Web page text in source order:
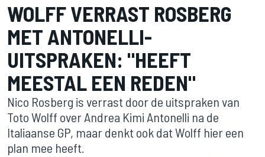
WOLFF VERRAST ROSBERG
MET ANTONELLI-
UITSPRAKEN: "HEEFT
MEESTAL EEN REDEN"
Nico Rosberg is verrast door de uitspraken van
Toto Wolff over Andrea Kimi Antonelli na de
Italiaanse GP, maar denkt ook dat Wolff hier een
plan mee heeft.